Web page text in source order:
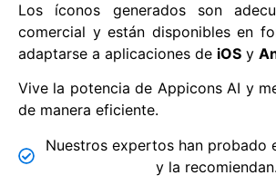
Los íconos generados son
comercial y están disponibles en
adaptarse a aplicaciones de iOS y
Vive la potencia de Appicons AI y
de manera eficiente.
Nuestros expertos han probado
y la recomiendan.